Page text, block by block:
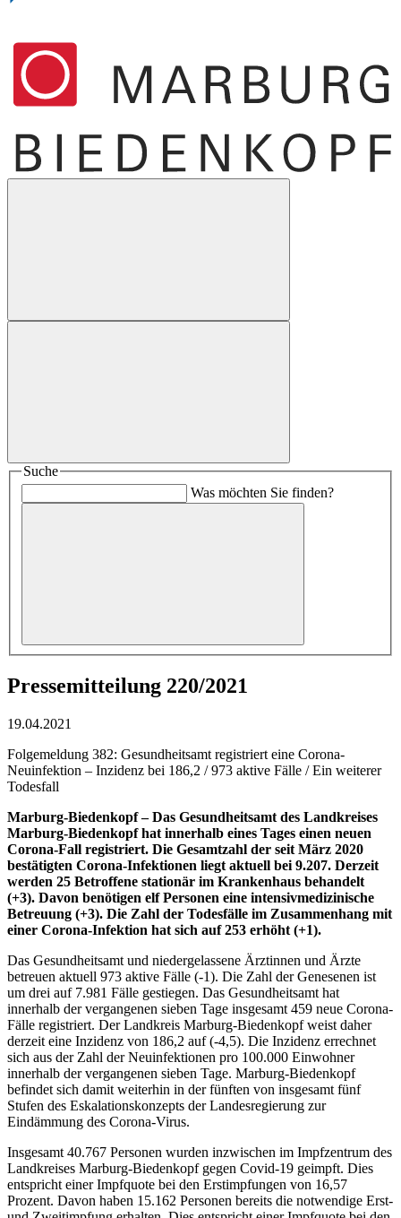
Suche
Was möchten Sie finden?
Pressemitteilung 220/2021
19.04.2021
Folgemeldung 382: Gesundheitsamt registriert eine Corona-
Neuinfektion – Inzidenz bei 186,2 / 973 aktive Fälle / Ein weiterer
Todesfall
Marburg-Biedenkopf – Das Gesundheitsamt des Landkreises
Marburg-Biedenkopf hat innerhalb eines Tages einen neuen
Corona-Fall registriert. Die Gesamtzahl der seit März 2020
bestätigten Corona-Infektionen liegt aktuell bei 9.207. Derzeit
werden 25 Betroffene stationär im Krankenhaus behandelt
(+3). Davon benötigen elf Personen eine intensivmedizinische
Betreuung (+3). Die Zahl der Todesfälle im Zusammenhang mit
einer Corona-Infektion hat sich auf 253 erhöht (+1).
Das Gesundheitsamt und niedergelassene Ärztinnen und Ärzte
betreuen aktuell 973 aktive Fälle (-1). Die Zahl der Genesenen ist
um drei auf 7.981 Fälle gestiegen. Das Gesundheitsamt hat
innerhalb der vergangenen sieben Tage insgesamt 459 neue Corona-
Fälle registriert. Der Landkreis Marburg-Biedenkopf weist daher
derzeit eine Inzidenz von 186,2 auf (-4,5). Die Inzidenz errechnet
sich aus der Zahl der Neuinfektionen pro 100.000 Einwohner
innerhalb der vergangenen sieben Tage. Marburg-Biedenkopf
befindet sich damit weiterhin in der fünften von insgesamt fünf
Stufen des Eskalationskonzepts der Landesregierung zur
Eindämmung des Corona-Virus.
Insgesamt 40.767 Personen wurden inzwischen im Impfzentrum des
Landkreises Marburg-Biedenkopf gegen Covid-19 geimpft. Dies
entspricht einer Impfquote bei den Erstimpfungen von 16,57
Prozent. Davon haben 15.162 Personen bereits die notwendige Erst-